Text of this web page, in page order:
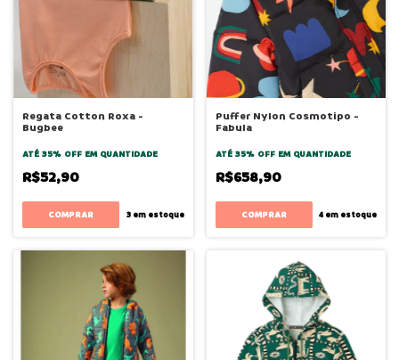
Regata Cotton Roxa -
Bugbee
ATÉ 35% OFF EM QUANTIDADE
R$52,90
COMPRAR 3em estoque
Puffer Nylon Cosmotipo -
Fabula
ATÉ 35% OFF EM QUANTIDADE
R$658,90
COMPRAR 4 em estoque